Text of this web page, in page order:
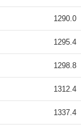
1290.0
1295.4
1298.8
1312.4
1337.4